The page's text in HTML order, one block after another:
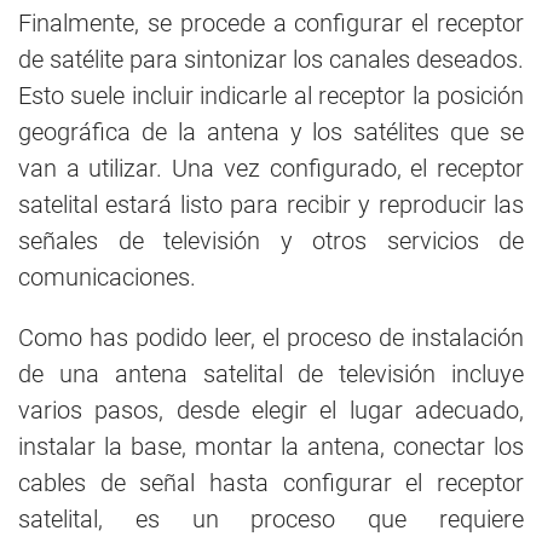
Finalmente, se procede a configurar el receptor
de satélite para sintonizar los canales deseados.
Esto suele incluir indicarle al receptor la posición
geográfica de la antena y los satélites que se
van a utilizar. Una vez configurado, el receptor
satelital estará listo para recibir y reproducir las
señales de televisión y otros servicios de
comunicaciones.
Como has podido leer, el proceso de instalación
de una antena satelital de televisión incluye
varios pasos, desde elegir el lugar adecuado,
instalar la base, montar la antena, conectar los
cables de señal hasta configurar el receptor
satelital, es un proceso que requiere